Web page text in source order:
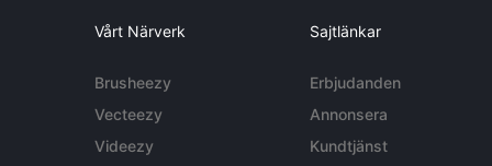
Vårt Närverk
Brusheezy
Vecteezy
Videezy
Sajtlänkar
Erbjudanden
Annonsera
Kundtjänst